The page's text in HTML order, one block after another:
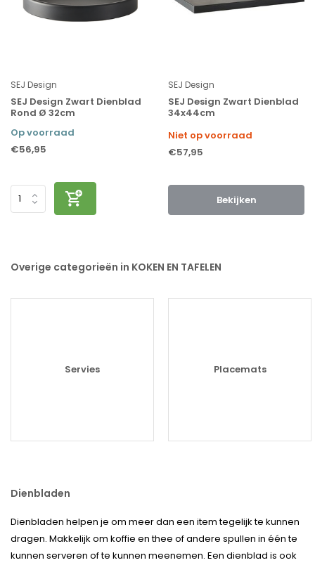
SEJ Design
SEJ Design Zwart Dienblad
Rond Ø 32cm
Op voorraad
€56,95
SEJ Design
SEJ Design Zwart Dienblad
34x44cm
Niet op voorraad
€57,95
Bekijken
Overige categorieën in KOKEN EN TAFELEN
Servies Placemats
Dienbladen
Dienbladen helpen je om meer dan een item tegelijk te kunnen
dragen. Makkelijk om koffie en thee of andere spullen in één te
kunnen serveren of te kunnen meenemen. Een dienblad is ook